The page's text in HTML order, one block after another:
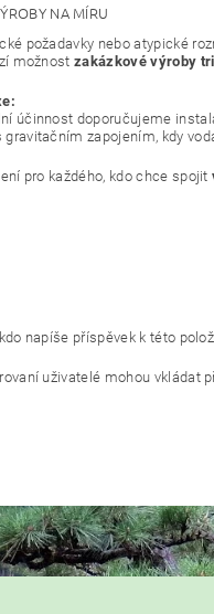
NA MÍRU
požadavky nebo atypické
možnostzakázkové výroby
účinnost doporučujeme
zapojením, kdy
pro každého, kdo chce spojit
napíše příspěvek k této
uživatelé mohou vkládat